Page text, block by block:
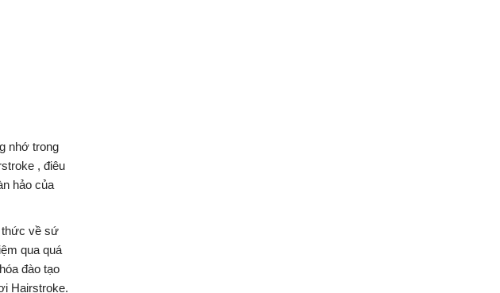
nhớ trong
, điêu
hảo của
thức về sứ
qua quá
đào tạo
Hairstroke.